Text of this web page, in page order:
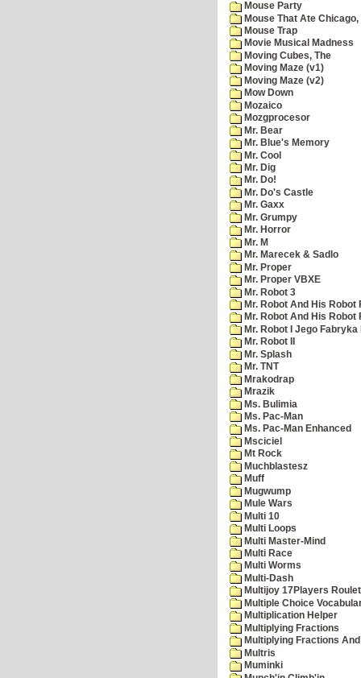
Mouse Party
Mouse That Ate Chicago,
Mouse Trap
Movie Musical Madness
Moving Cubes, The
Moving Maze (v1)
Moving Maze (v2)
Mow Down
Mozaico
Mozgprocesor
Mr. Bear
Mr. Blue's Memory
Mr. Cool
Mr. Dig
Mr. Do!
Mr. Do's Castle
Mr. Gaxx
Mr. Grumpy
Mr. Horror
Mr. M
Mr. Marecek & Sadlo
Mr. Proper
Mr. Proper VBXE
Mr. Robot 3
Mr. Robot And His Robot
Mr. Robot And His
Mr. Robot I Jego Fabryka
Mr. Robot II
Mr. Splash
Mr. TNT
Mrakodrap
Mrazik
Ms. Bulimia
Ms. Pac-Man
Ms. Pac-Man Enhanced
Msciciel
Mt Rock
Muchblastesz
Muff
Mugwump
Mule Wars
Multi 10
Multi Loops
Multi Master-Mind
Multi Race
Multi Worms
Multi-Dash
Multijoy 17Players
Multiple Choice
Multiplication Helper
Multiplying Fractions
Multiplying Fractions
Multris
Muminki